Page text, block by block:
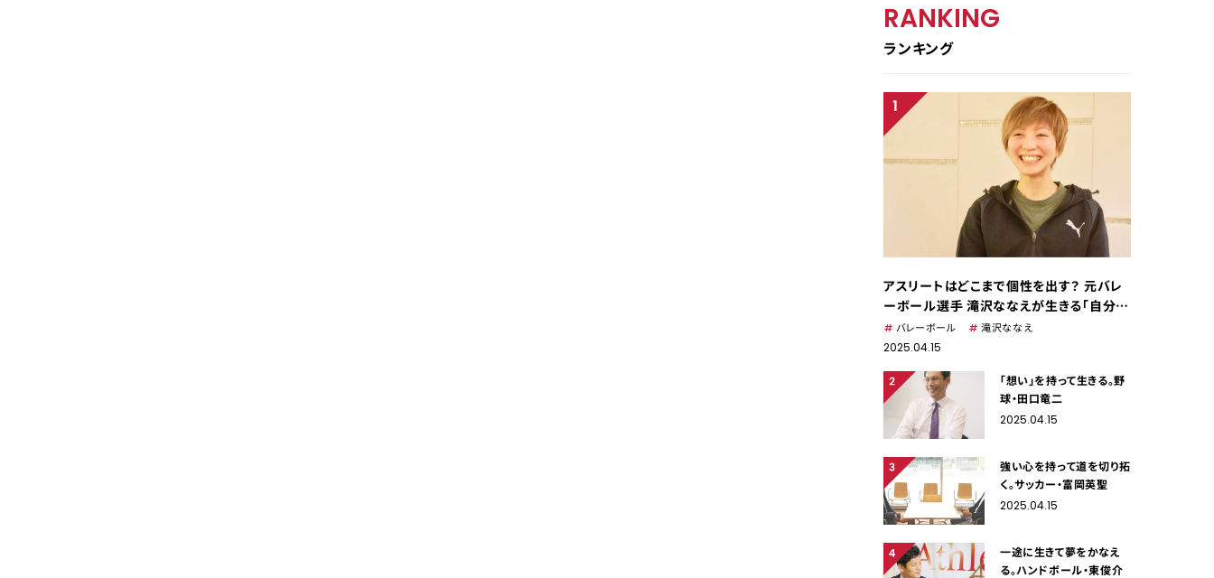
RANKING
ランキング
アスリートはどこまで個性を出す？ 元バレ
ーボール選手 滝沢ななえが生きる「自分ら
しさ」
バレーボール 滝沢ななえ
2025.04.15
「想い」を持って生きる。野
球・田口竜二
2025.04.15
強い心を持って道を切り拓
く。サッカー・富岡英聖
2025.04.15
一途に生きて夢をかなえ
る。ハンドボール・東俊介